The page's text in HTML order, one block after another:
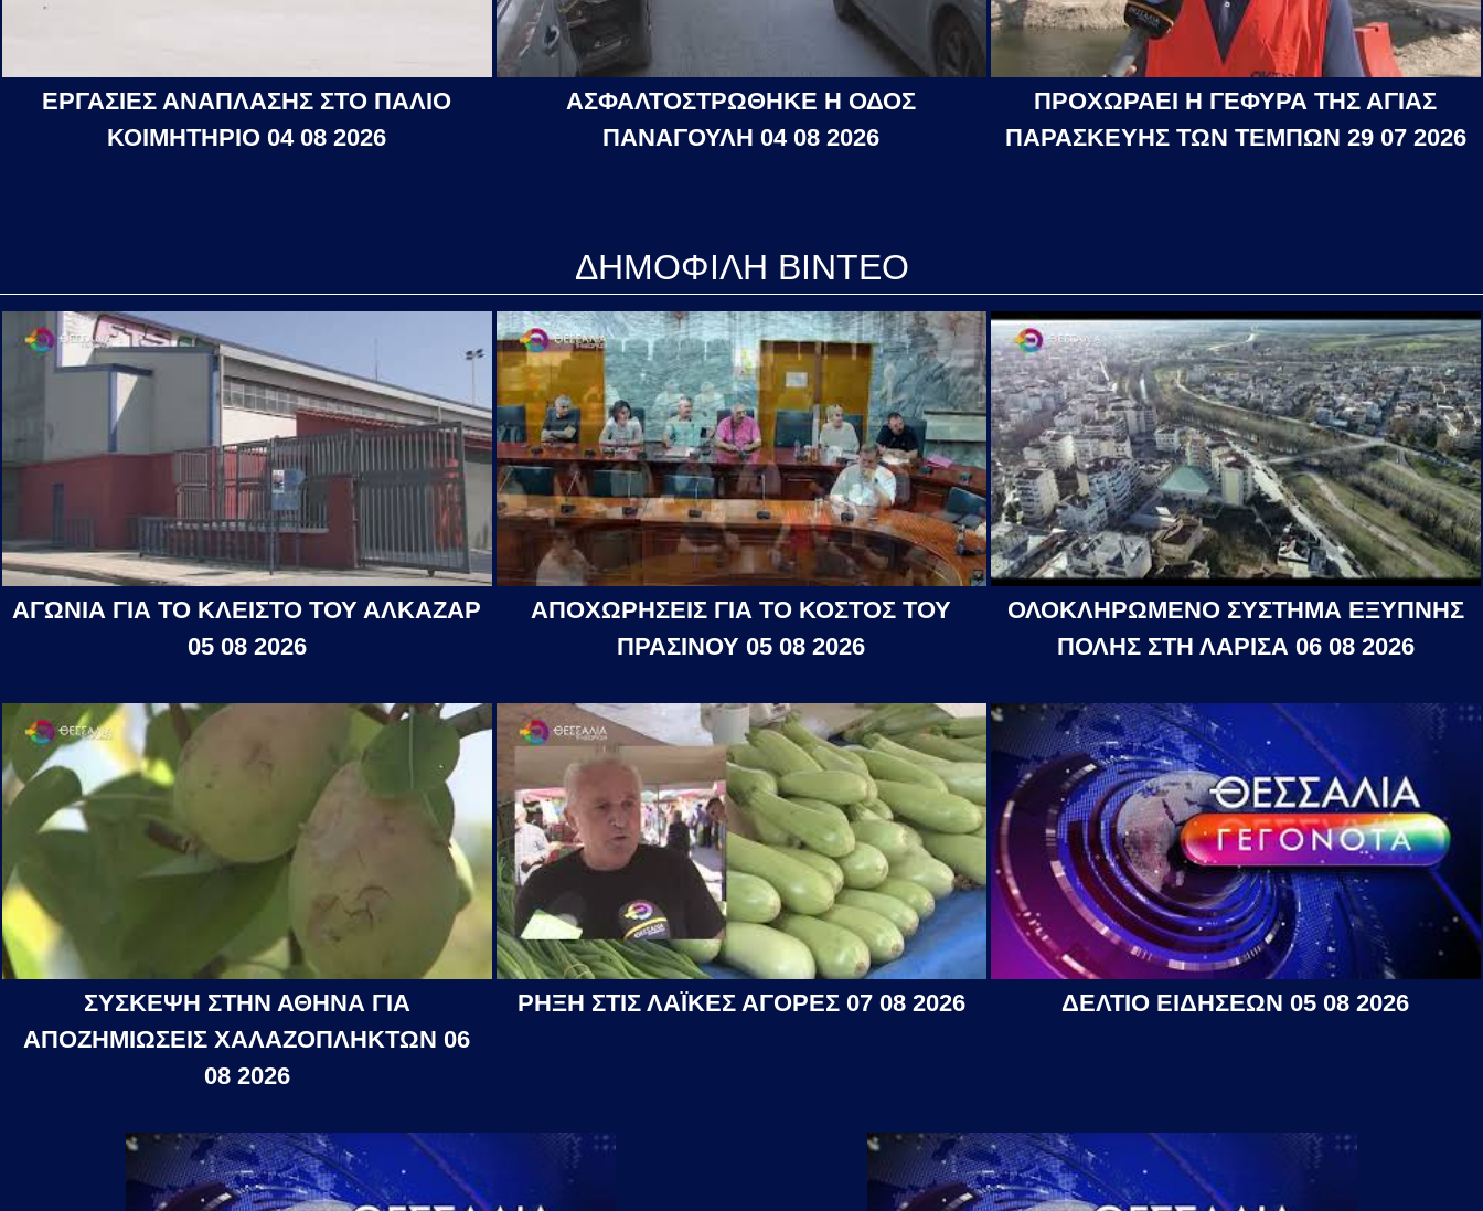
ΕΡΓΑΣΙΕΣ ΑΝΑΠΛΑΣΗΣ ΣΤΟ ΠΑΛΙΟ
ΚΟΙΜΗΤΗΡΙΟ 04 08 2026
ΑΣΦΑΛΤΟΣΤΡΩΘΗΚΕ Η ΟΔΟΣ
ΠΑΝΑΓΟΥΛΗ 04 08 2026
ΠΡΟΧΩΡΑΕΙ Η ΓΕΦΥΡΑ ΤΗΣ ΑΓΙΑΣ
ΠΑΡΑΣΚΕΥΗΣ ΤΩΝ ΤΕΜΠΩΝ 29 07 2026
ΔΗΜΟΦΙΛΗ ΒΙΝΤΕΟ
ΑΓΩΝΙΑ ΓΙΑ ΤΟ ΚΛΕΙΣΤΟ ΤΟΥ ΑΛΚΑΖΑΡ
05 08 2026
ΑΠΟΧΩΡΗΣΕΙΣ ΓΙΑ ΤΟ ΚΟΣΤΟΣ ΤΟΥ
ΠΡΑΣΙΝΟΥ 05 08 2026
ΟΛΟΚΛΗΡΩΜΕΝΟ ΣΥΣΤΗΜΑ ΕΞΥΠΝΗΣ
ΠΟΛΗΣ ΣΤΗ ΛΑΡΙΣΑ 06 08 2026
ΣΥΣΚΕΨΗ ΣΤΗΝ ΑΘΗΝΑ ΓΙΑ
ΑΠΟΖΗΜΙΩΣΕΙΣ ΧΑΛΑΖΟΠΛΗΚΤΩΝ 06
08 2026
ΡΗΞΗ ΣΤΙΣ ΛΑΪΚΕΣ ΑΓΟΡΕΣ 07 08 2026 ΔΕΛΤΙΟ ΕΙΔΗΣΕΩΝ 05 08 2026